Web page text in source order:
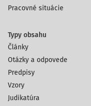
Pracovné situácie
Typy obsahu
Články
Otázky a odpovede
Predpisy
Vzory
Judikatúra